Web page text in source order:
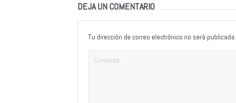
DEJA UN COMENTARIO
Tu dirección de correo electrónico no será publicada.